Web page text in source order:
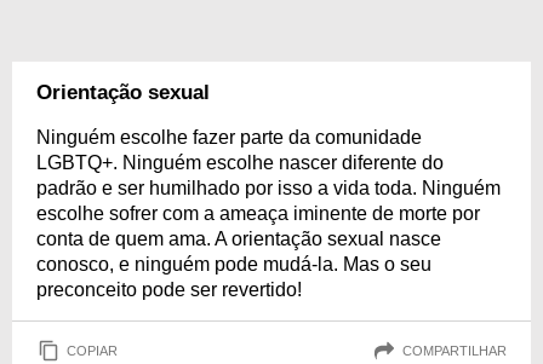
Orientação sexual
Ninguém escolhe fazer parte da comunidade
LGBTQ+. Ninguém escolhe nascer diferente do
padrão e ser humilhado por isso a vida toda. Ninguém
escolhe sofrer com a ameaça iminente de morte por
conta de quem ama. A orientação sexual nasce
conosco, e ninguém pode mudá-la. Mas o seu
preconceito pode ser revertido!
COPIAR COMPARTILHAR